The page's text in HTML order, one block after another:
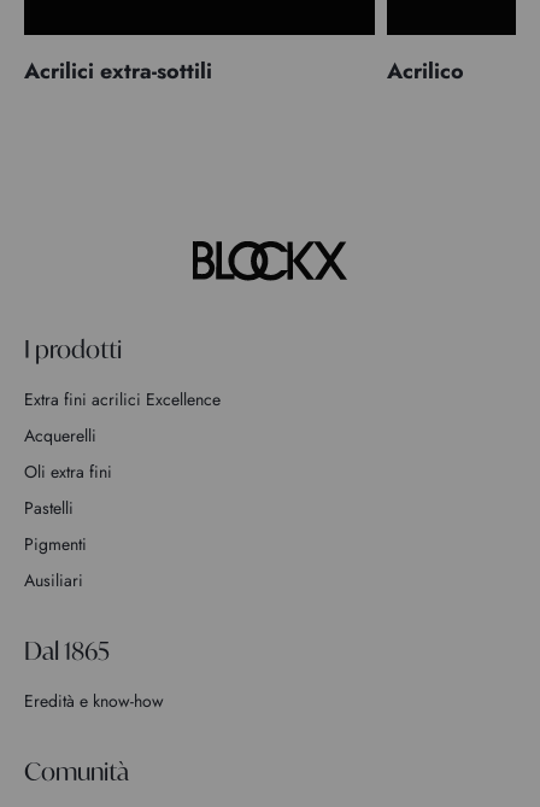
Acrilici extra-sottili Acrilico
I prodotti
Extra fini acrilici Excellence
Acquerelli
Oli extra fini
Pastelli
Pigmenti
Ausiliari
Dal 1865
Eredità e know-how
Comunità